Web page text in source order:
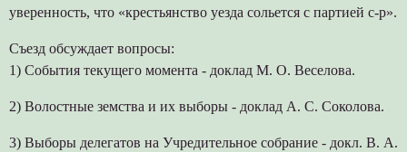
уверенность, что «крестьянство уезда сольется с партией с-р».
Съезд обсуждает вопросы:
1) События текущего момента - доклад М. О. Веселова.
2) Волостные земства и их выборы - доклад А. С. Соколова.
3) Выборы делегатов на Учредительное собрание - докл. В. А.